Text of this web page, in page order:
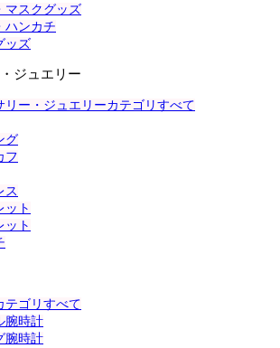
マスクグッズ
ハンカチ
ッズ
ジュエリー
リー・ジュエリーカテゴリすべて
グ
フ
ス
ット
ット
テゴリすべて
腕時計
腕時計